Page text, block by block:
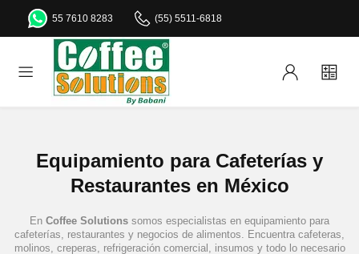
55 7610 8283 (55) 5511-6818
Equipamiento para Cafeterías y
Restaurantes en México
En Coffee Solutions somos especialistas en equipamiento para
cafeterías, restaurantes y negocios de alimentos. Encuentra cafeteras,
molinos, creperas, refrigeración comercial, insumos y todo lo necesario